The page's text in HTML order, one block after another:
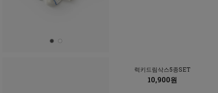
럭키드림삭스5종SET
10,900원